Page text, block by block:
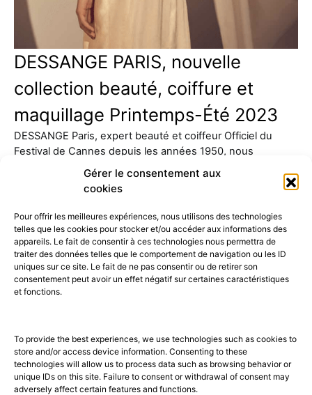
Gérer le consentement aux
cookies
Pour offrir les meilleures expériences, nous utilisons des technologies
telles que les cookies pour stocker et/ou accéder aux informations des
appareils. Le fait de consentir à ces technologies nous permettra de
traiter des données telles que le comportement de navigation ou les ID
uniques sur ce site. Le fait de ne pas consentir ou de retirer son
consentement peut avoir un effet négatif sur certaines caractéristiques
et fonctions.
To provide the best experiences, we use technologies such as cookies to
store and/or access device information. Consenting to these
technologies will allow us to process data such as browsing behavior or
unique IDs on this site. Failure to consent or withdrawal of consent may
adversely affect certain features and functions.
DESSANGE PARIS, nouvelle
collection beauté, coiffure et
maquillage Printemps-Été 2023
DESSANGE Paris, expert beauté et coiffeur Officiel du
Festival de Cannes depuis les années 1950, nous
52K 15K